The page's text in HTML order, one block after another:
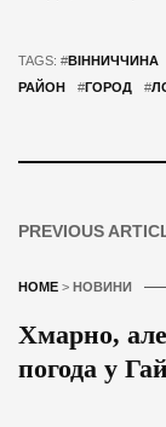
TAGS: #ВІННИЧЧИНА
РАЙОН
#ГОРОД #
PREVIOUS
HOME > НОВИНИ
Хмарно,
погода у